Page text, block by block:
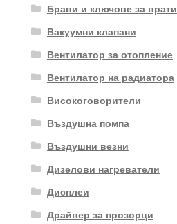
Брави и ключове за врати
Вакуумни клапани
Вентилатор за отопление
Вентилатор на радиатора
Високоговорители
Въздушна помпа
Въздушни везни
Дизелови нагреватели
Дисплеи
Драйвер за прозорци